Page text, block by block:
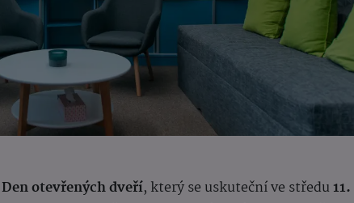
Den otevřených dveří, který se uskuteční ve středu11.